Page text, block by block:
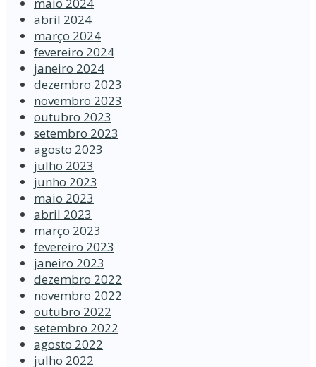
abril 2024
março 2024
fevereiro 2024
janeiro 2024
dezembro 2023
novembro 2023
outubro 2023
setembro 2023
agosto 2023
julho 2023
junho 2023
maio 2023
abril 2023
março 2023
fevereiro 2023
janeiro 2023
dezembro 2022
novembro 2022
outubro 2022
setembro 2022
agosto 2022
julho 2022